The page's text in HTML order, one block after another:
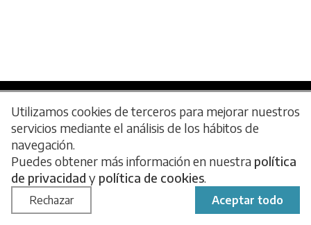
Privacy PolicyCookie Policy Terms of use
Frequently asked questions
Web desarrollada por
Insomnia Comunicación
Utilizamos cookies de terceros para mejorar nuestros
servicios mediante el análisis de los hábitos de
navegación.
Puedes obtener más información en nuestra política
de privacidad y política de cookies.
Rechazar Aceptar todo